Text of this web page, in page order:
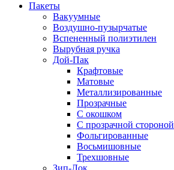
Пакеты
Вакуумные
Воздушно-пузырчатые
Вспененный полиэтилен
Вырубная ручка
Дой-Пак
Крафтовые
Матовые
Металлизированные
Прозрачные
С окошком
С прозрачной стороной
Фольгированные
Восьмишовные
Трехшовные
Зип-Лок